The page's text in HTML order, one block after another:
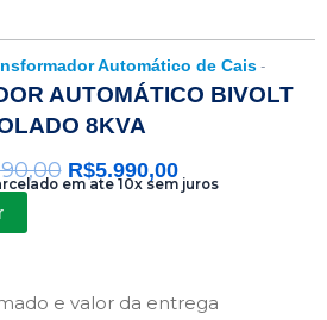
Automático de Cais-
AUTOMÁTICO BIVOLT
8KVA
O
R$6.990,00.
R$5.990,00O
R$5.990,00.
em ate 10x sem juros
e valor da entrega